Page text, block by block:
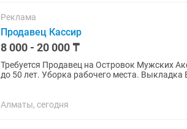
Реклама
Продавец Кассир
8 000 - 20 000 ₸
Требуется Продавец на Островок Мужских Аксессуаров. Требование: Девушка - Женщина от 23
до 50 лет. Уборка рабочего места. Выкладка
Алматы, сегодня